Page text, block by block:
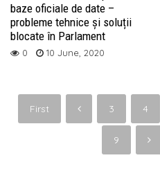
baze oficiale de date –
probleme tehnice și soluții
blocate în Parlament
0 10 June, 2020
First 3 4
9